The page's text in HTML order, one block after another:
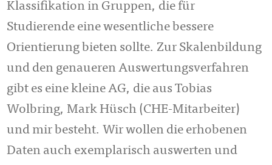
Klassifikation in Gruppen, die für
Studierende eine wesentliche bessere
Orientierung bieten sollte. Zur Skalenbildung
und den genaueren Auswertungsverfahren
gibt es eine kleine AG, die aus Tobias
Wolbring, Mark Hüsch (CHE-Mitarbeiter)
und mir besteht. Wir wollen die erhobenen
Daten auch exemplarisch auswerten und